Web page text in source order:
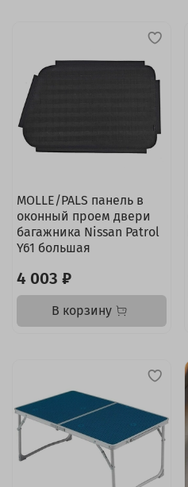
MOLLE/PALS панель в
оконный проем двери
багажника Nissan Patrol
Y61 большая
4 003 ₽
В корзину